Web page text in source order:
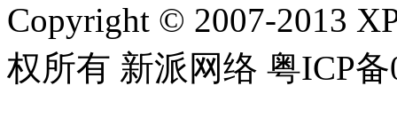
Copyright © 2007-2013
权所有 新派网络 粤ICP备